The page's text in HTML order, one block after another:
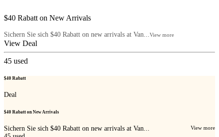
$40 Rabatt on New Arrivals
Sichern Sie sich $40 Rabatt on new arrivals at Van... View more
View Deal
45 used
$40 Rabatt
Deal
$40 Rabatt on New Arrivals
Sichern Sie sich $40 Rabatt on new arrivals at Van... View more